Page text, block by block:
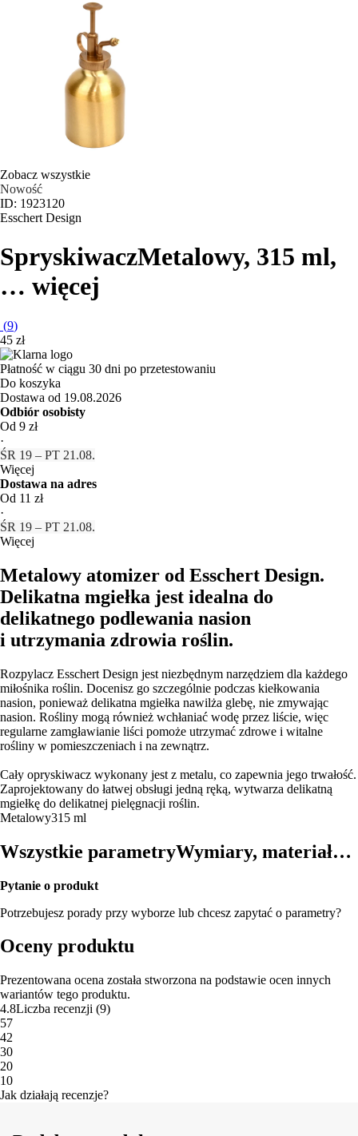
Zobacz wszystkie
Nowość
ID: 1923120
Esschert Design
SpryskiwaczMetalowy, 315 ml,
… więcej
(9)
45 zł
Płatność w ciągu 30 dni po przetestowaniu
Do koszyka
Dostawa od 19.08.2026
Odbiór osobisty
Od 9 zł
·
ŚR 19 – PT 21.08.
Więcej
Dostawa na adres
Od 11 zł
·
ŚR 19 – PT 21.08.
Więcej
Metalowy atomizer od Esschert Design.
Delikatna mgiełka jest idealna do
delikatnego podlewania nasion
i utrzymania zdrowia roślin.
Rozpylacz Esschert Design jest niezbędnym narzędziem dla każdego
miłośnika roślin. Docenisz go szczególnie podczas kiełkowania
nasion, ponieważ delikatna mgiełka nawilża glebę, nie zmywając
nasion. Rośliny mogą również wchłaniać wodę przez liście, więc
regularne zamgławianie liści pomoże utrzymać zdrowe i witalne
rośliny w pomieszczeniach i na zewnątrz.
Cały opryskiwacz wykonany jest z metalu, co zapewnia jego trwałość.
Zaprojektowany do łatwej obsługi jedną ręką, wytwarza delikatną
mgiełkę do delikatnej pielęgnacji roślin.
Metalowy315 ml
Wszystkie parametryWymiary, materiał…
Pytanie o produkt
Potrzebujesz porady przy wyborze lub chcesz zapytać o parametry?
Oceny produktu
Prezentowana ocena została stworzona na podstawie ocen innych
wariantów tego produktu.
4.8Liczba recenzji (9)
57
42
30
20
10
Jak działają recenzje?